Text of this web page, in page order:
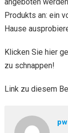
Produkts an: ein
Hause
Klicken Sie hier
zu schnappen!
Link zu diesem